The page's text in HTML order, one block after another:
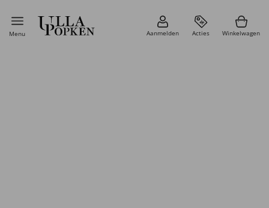
Menu Aanmelden Acties Winkelwagen